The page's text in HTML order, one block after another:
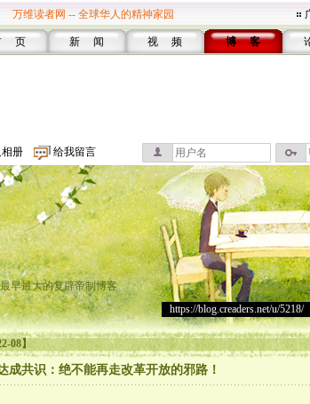
万维读者网 -- 全球华人的精神家园
页 新 闻 视 频 博 客
册 给我留言
早最大的复辟帝制博客
https://blog.creaders.net/u/5218/>
08】
成共识：绝不能再走改革开放的邪路！